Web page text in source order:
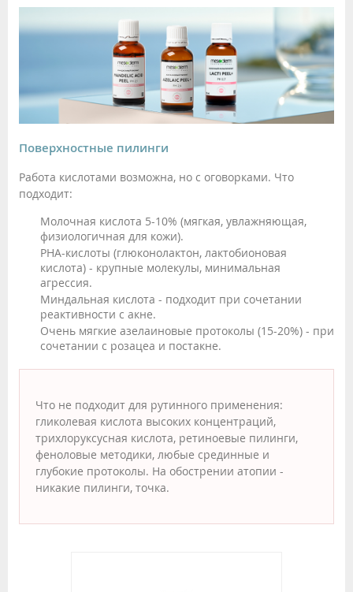
Поверхностные пилинги
Работа кислотами возможна, но с оговорками. Что
подходит:
Молочная кислота 5-10% (мягкая, увлажняющая,
физиологичная для кожи).
PHA-кислоты (глюконолактон, лактобионовая
кислота) - крупные молекулы, минимальная
агрессия.
Миндальная кислота - подходит при сочетании
реактивности с акне.
Очень мягкие азелаиновые протоколы (15-20%) - при
сочетании с розацеа и постакне.
Что не подходит для рутинного применения:
гликолевая кислота высоких концентраций,
трихлоруксусная кислота, ретиноевые пилинги,
феноловые методики, любые срединные и
глубокие протоколы. На обострении атопии -
никакие пилинги, точка.